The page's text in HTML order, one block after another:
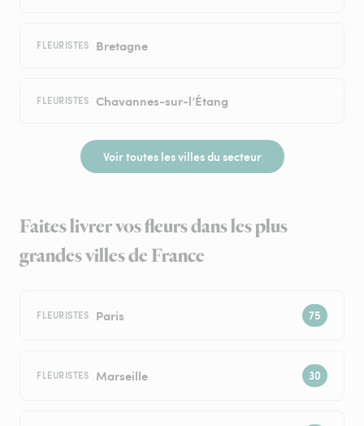
FLEURISTES Bretagne
FLEURISTES Chavannes-sur-l’Étang
Voir toutes les villes du secteur
Faites livrer vos fleurs dans les plus
grandes villes de France
FLEURISTES Paris
FLEURISTES Marseille